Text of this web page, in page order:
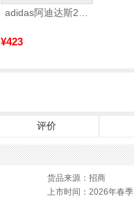
adidas阿迪达斯2025中性edge gamedaySPW FTW-跑步GW2499
¥423
评价
货品来源：招商
上市时间：2026年春季